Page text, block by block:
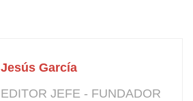
Jesús García
EDITOR JEFE - FUNDADOR